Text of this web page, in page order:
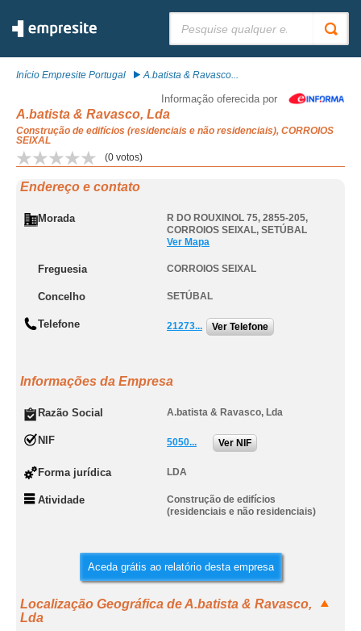
Início Empresite Portugal A.batista & Ravasco...
Informação oferecida por
A.batista & Ravasco, Lda
Construção de edifícios (residenciais e não residenciais), CORROIOS
SEIXAL
(0 votos)
Endereço e contato
Morada R DO ROUXINOL 75, 2855-205,
CORROIOS SEIXAL, SETÚBAL
Ver Mapa
Freguesia CORROIOS SEIXAL
Concelho SETÚBAL
Telefone 21273... Ver Telefone
Informações da Empresa
Razão Social A.batista & Ravasco, Lda
NIF 5050... Ver NIF
Forma jurídica LDA
Atividade
Construção de edifícios
(residenciais e não residenciais)
Aceda grátis ao relatório desta empresa
Localização Geográfica de A.batista & Ravasco,
Lda